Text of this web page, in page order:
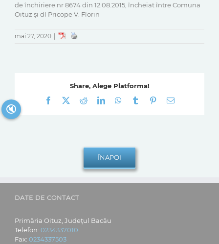
de închiriere nr 8674 din 12.08.2015, încheiat între Comuna
Oituz și dl Pricope V. Florin
mai 27, 2020
Share, Alege Platforma!
Facebook
RedditLinkedInWhatsApp
Tumblr Pinterest
E-
DATE DE CONTACT
Primăria Oituz, Județul Bacău
Telefon: 0234337010
Fax: 0234337503
🔇